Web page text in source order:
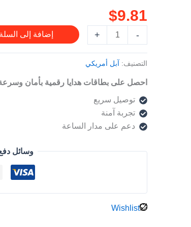
$9.81
-
–
للحساب
الأمريكي
+ إضافة إلى
التصنيف: آبل أمريكي
احصل على بطاقات هدايا رقمية بأمان
توصيل سريع
تجربة آمنة
دعم على مدار الساعة
وسائل
Wishlist